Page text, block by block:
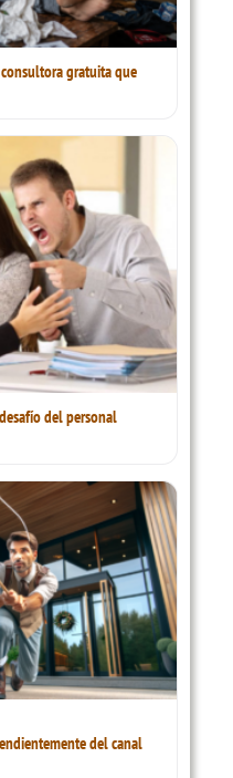
gratuita que
del personal
del canal